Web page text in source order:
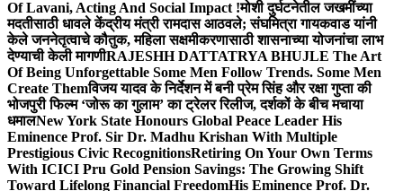
Of Lavani, Acting And Social Impact !मोशी दुर्घटनेतील जखमींच्या
मदतीसाठी धावले केंद्रीय मंत्री रामदास आठवले; संघमित्रा गायकवाड यांनी
केले जननेतृत्वाचे कौतुक, महिला सक्षमीकरणासाठी शासनाच्या योजनांचा लाभ
देण्याची केली मागणीRAJESHH DATTATRYA BHUJLE The Art
Of Being Unforgettable Some Men Follow Trends. Some Men
Create Themविजय यादव के निर्देशन में बनी प्रेम सिंह और रक्षा गुप्ता की
भोजपुरी फिल्म ‘जोरू का गुलाम’ का ट्रेलर रिलीज, दर्शकों के बीच मचाया
धमालNew York State Honours Global Peace Leader His
Eminence Prof. Sir Dr. Madhu Krishan With Multiple
Prestigious Civic RecognitionsRetiring On Your Own Terms
With ICICI Pru Gold Pension Savings: The Growing Shift
Toward Lifelong Financial FreedomHis Eminence Prof. Dr.